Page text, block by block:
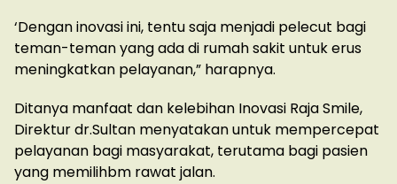
‘Dengan inovasi ini, tentu saja menjadi pelecut bagi
teman-teman yang ada di rumah sakit untuk erus
meningkatkan pelayanan,” harapnya.
Ditanya manfaat dan kelebihan Inovasi Raja Smile,
Direktur dr.Sultan menyatakan untuk mempercepat
pelayanan bagi masyarakat, terutama bagi pasien
yang memilihbm rawat jalan.